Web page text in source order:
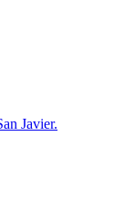
Javier.